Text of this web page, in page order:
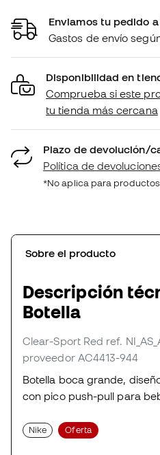
Enviamos tu pedido
Gastos de envío
Disponibilidad en
Comprueba si este
tu tienda más cercana
Plazo de devolución/
Política de
*No aplica para
Sobre el producto
Descripción
Botella
Clear-Sport Red ref.
proveedor AC4413-944
Botella boca grande,
con pico push-pull para
Nike Oferta